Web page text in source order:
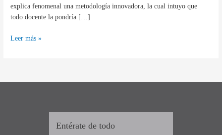
explica fenomenal una metodología innovadora, la cual intuyo que
todo docente la pondría […]
Leer más »
Entérate de todo